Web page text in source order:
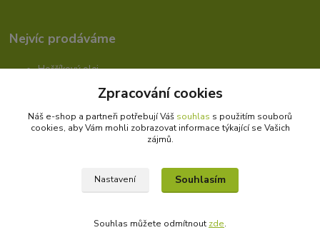
Nejvíc prodáváme
Hořčíkový olej
Likvidace hmyzu
Krém proti růžovce
Kolagen
Sada pro růst vlasů
Zpracování cookies
Náš e-shop a partneři potřebují Váš souhlas s použitím souborů
cookies, aby Vám mohli zobrazovat informace týkající se Vašich
zájmů.
Nastavení Souhlasím
Souhlas můžete odmítnout zde.